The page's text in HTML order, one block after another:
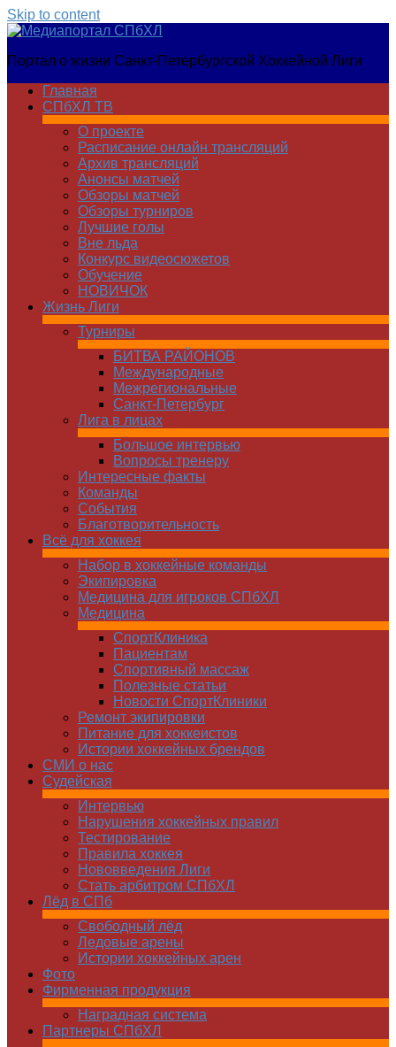
Skip to content
Медиапортал
Портал о жизни Санкт-Петербургской Хоккейной Лиги
Главная
СПбХЛ ТВ
О проекте
Расписание онлайн трансляций
Архив трансляций
Анонсы матчей
Обзоры матчей
Обзоры турниров
Лучшие голы
Вне льда
Конкурс видеосюжетов
Обучение
НОВИЧОК
Жизнь Лиги
Турниры
БИТВА РАЙОНОВ
Международные
Межрегиональные
Санкт-Петербург
Лига в лицах
Большое интервью
Вопросы тренеру
Интересные факты
Команды
Cобытия
Благотворительность
Всё для хоккея
Набор в хоккейные команды
Экипировка
Медицина для игроков СПбХЛ
Медицина
СпортКлиника
Пациентам
Спортивный массаж
Полезные статьи
Новости СпортКлиники
Ремонт экипировки
Питание для хоккеистов
Истории хоккейных брендов
СМИ о нас
Судейская
Интервью
Нарушения хоккейных правил
Тестирование
Правила хоккея
Нововведения Лиги
Стать арбитром СПбХЛ
Лёд в СПб
Свободный лёд
Ледовые арены
Истории хоккейных арен
Фото
Фирменная продукция
Наградная система
Партнеры СПбХЛ